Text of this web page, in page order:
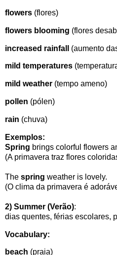
flowers (flores)
flowers blooming (flores
increased rainfall (aumento
mild temperatures (
mild weather (tempo ameno)
pollen (pólen)
rain (chuva)
Exemplos:
Spring brings colorful flowers
(A primavera traz flores
The spring weather is lovely.
(O clima da primavera é
2) Summer (Verão):
dias quentes, férias escolares,
Vocabulary:
beach (praia)